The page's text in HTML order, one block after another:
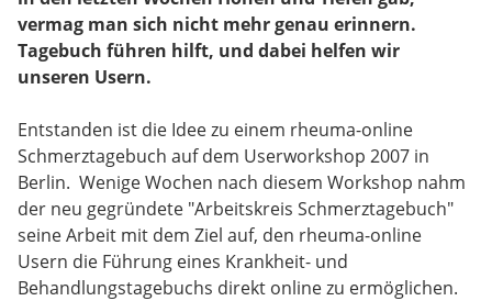
vermag man sich nicht mehr genau erinnern.
Tagebuch führen hilft, und dabei helfen wir
unseren Usern.
Entstanden ist die Idee zu einem rheuma-online
Schmerztagebuch auf dem Userworkshop 2007 in
Berlin. Wenige Wochen nach diesem Workshop nahm
der neu gegründete "Arbeitskreis Schmerztagebuch"
seine Arbeit mit dem Ziel auf, den rheuma-online
Usern die Führung eines Krankheit- und
Behandlungstagebuchs direkt online zu ermöglichen.